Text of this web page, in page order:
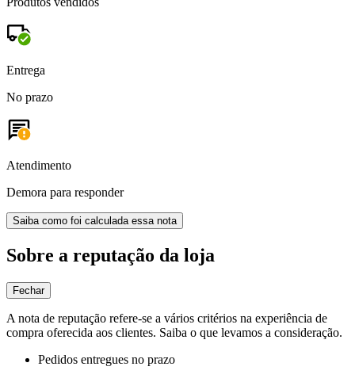
Entrega
No prazo
Atendimento
Demora para responder
Saiba como foi calculada essa nota
Sobre a reputação da loja
Fechar
A nota de reputação refere-se a vários critérios na experiência de
compra oferecida aos clientes. Saiba o que levamos a consideração.
Pedidos entregues no prazo